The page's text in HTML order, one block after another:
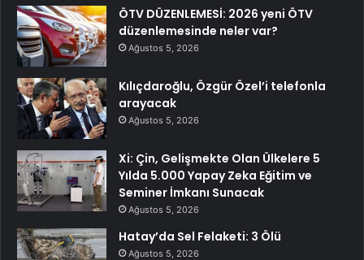
ÖTV DÜZENLEMESİ: 2026 yeni ÖTV
düzenlemesinde neler var?
Ağustos 5, 2026
Kılıçdaroğlu, Özgür Özel’i telefonla
arayacak
Ağustos 5, 2026
Xi: Çin, Gelişmekte Olan Ülkelere 5
Yılda 5.000 Yapay Zeka Eğitim ve
Seminer İmkanı Sunacak
Ağustos 5, 2026
Hatay’da Sel Felaketi: 3 Ölü
Ağustos 5, 2026